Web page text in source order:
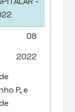
08
2022
P, e